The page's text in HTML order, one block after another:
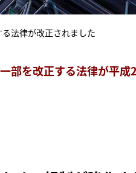
法律が改正されました
部を改正する法律が平成